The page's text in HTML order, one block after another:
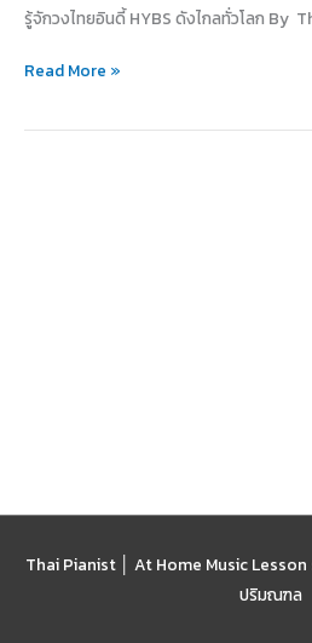
รู้จักวงไทยอินดี้ HYBS ดังไกลทั่วโลก By
ดัง
ทั่ว
Read More »
Thai Pianist │ At Home Music Lesson
ปริมณฑล